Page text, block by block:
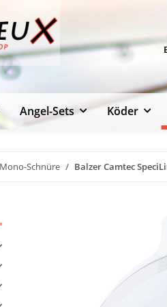
Angel-Sets Köder
Mono-Schnüre Balzer Camtec